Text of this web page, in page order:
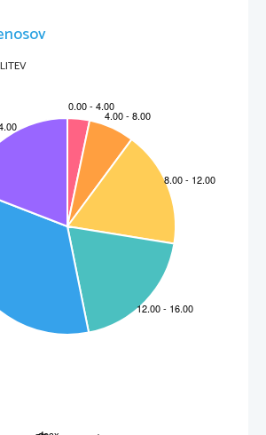
KAZALO
3
Tavčarja ................................................................................... 4
5
......................................................................................... 6
6
............................................................................................. 6
........................................................................................... 7
oseb ........................................................................................ 8
................................................................................................ 8
.......................................................................................... 9
10
11